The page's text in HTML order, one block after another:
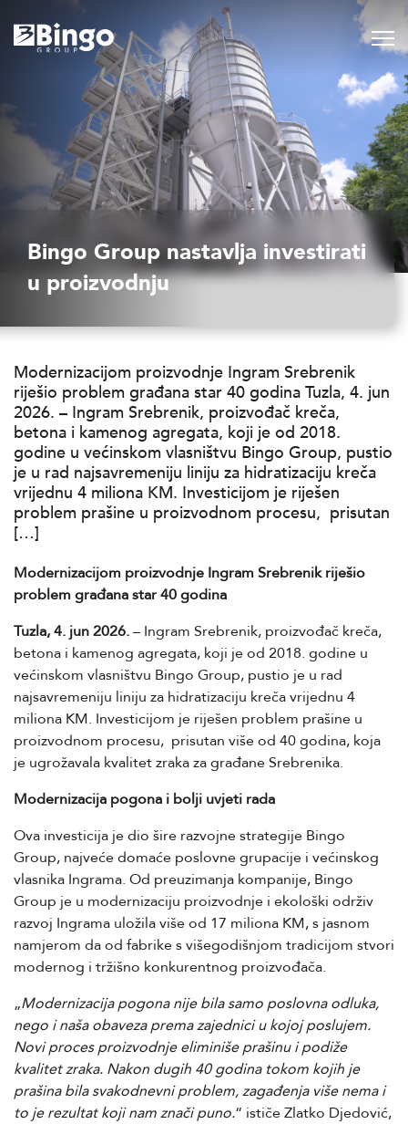
Bingo Group nastavlja investirati
u proizvodnju
Modernizacijom proizvodnje Ingram Srebrenik
riješio problem građana star 40 godina Tuzla, 4. jun
2026. – Ingram Srebrenik, proizvođač kreča,
betona i kamenog agregata, koji je od 2018.
godine u većinskom vlasništvu Bingo Group, pustio
je u rad najsavremeniju liniju za hidratizaciju kreča
vrijednu 4 miliona KM. Investicijom je riješen
problem prašine u proizvodnom procesu, prisutan
[…]
Modernizacijom proizvodnje Ingram Srebrenik riješio
problem građana star 40 godina
Tuzla, 4. jun 2026.– Ingram Srebrenik, proizvođač kreča,
betona i kamenog agregata, koji je od 2018. godine u
većinskom vlasništvu Bingo Group, pustio je u rad
najsavremeniju liniju za hidratizaciju kreča vrijednu 4
miliona KM. Investicijom je riješen problem prašine u
proizvodnom procesu, prisutan više od 40 godina, koja
je ugrožavala kvalitet zraka za građane Srebrenika.
Modernizacija pogona i bolji uvjeti rada
Ova investicija je dio šire razvojne strategije Bingo
Group, najveće domaće poslovne grupacije i većinskog
vlasnika Ingrama. Od preuzimanja kompanije, Bingo
Group je u modernizaciju proizvodnje i ekološki održiv
razvoj Ingrama uložila više od 17 miliona KM, s jasnom
namjerom da od fabrike s višegodišnjom tradicijom stvori
modernog i tržišno konkurentnog proizvođača.
„Modernizacija pogona nije bila samo poslovna odluka,
nego i naša obaveza prema zajednici u kojoj poslujem.
Novi proces proizvodnje eliminiše prašinu i podiže
kvalitet zraka. Nakon dugih 40 godina tokom kojih je
prašina bila svakodnevni problem, zagađenja više nema i
to je rezultat koji nam znači puno.“ ističe Zlatko Djedović,